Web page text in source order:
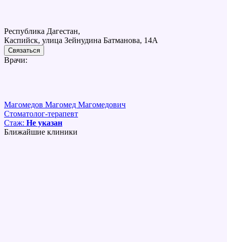
Республика Дагестан,
Каспийск, улица Зейнудина Батманова, 14А
Связаться
Врачи:
Магомедов Магомед Магомедович
Стоматолог-терапевт
Стаж: Не указан
Ближайшие клиники